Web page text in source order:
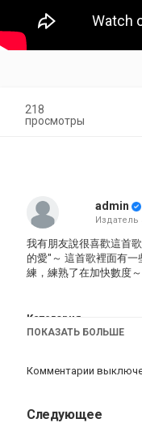
218
просмотры
admin
Издатель
我有朋友說很喜歡這首
的愛"～ 這首歌裡面有
練，練熟了在加快數度～
Категория
iphone
ПОКАЗАТЬ БОЛЬШЕ
Комментарии
Следующее